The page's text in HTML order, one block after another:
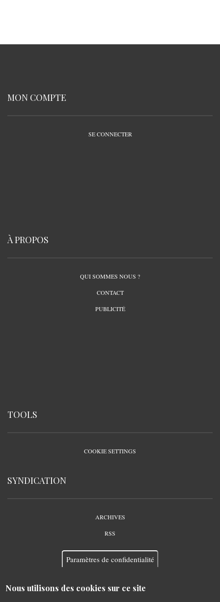
MON COMPTE
SE CONNECTER
À PROPOS
QUI SOMMES NOUS ?
CONTACT
PUBLICITÉ
TOOLS
COOKIE SETTINGS
SYNDICATION
ARCHIVES
RSS
Paramètres de confidentialité
Nous utilisons des cookies sur ce site